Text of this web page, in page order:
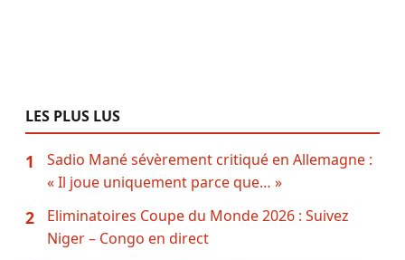
LES PLUS LUS
1
Sadio Mané sévèrement critiqué en Allemagne :
« Il joue uniquement parce que… »
2
Eliminatoires Coupe du Monde 2026 : Suivez
Niger – Congo en direct